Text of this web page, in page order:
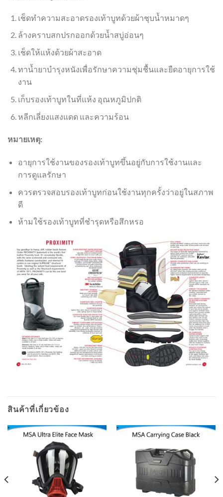
เช็ดทำความสะอาดรองเท้าบูทด้วยผ้าชุบน้ำหมาดๆ
ล้างคราบสกปรกออกด้วยน้ำสบู่อ่อนๆ
เช็ดให้แห้งด้วยผ้าสะอาด
ทาน้ำยาบำรุงหนังเพื่อรักษาความชุ่มชื้นและยืดอายุการใช้
งาน
เก็บรองเท้าบูทในที่แห้ง อุณหภูมิปกติ
หลีกเลี่ยงแสงแดด และความร้อน
หมายเหตุ:
อายุการใช้งานของรองเท้าบูทขึ้นอยู่กับการใช้งานและ
การดูแลรักษา
ควรตรวจสอบรองเท้าบูทก่อนใช้งานทุกครั้งว่าอยู่ในสภาพ
ดี
ห้ามใช้รองเท้าบูทที่ชำรุดหรือสึกหรอ
สินค้าที่เกี่ยวข้อง